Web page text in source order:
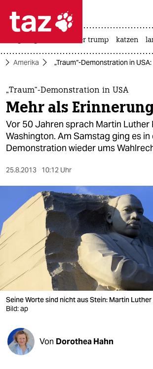
 taz zahl ich
taz zahl ich
themen
politik
öko
sport
berlin
nord
wahrheit
verlag
verlag
veranstaltungen
shop
usa unter trump katzen
Amerika „Traum“-Demonstration in
„Traum“-Demonstration in USA
Mehr als
Vor 50 Jahren sprach Martin Luther
Washington. Am Samstag ging es in
Demonstration wieder ums
25.8.2013 10:12 Uhr
Seine Worte sind nicht aus Stein: Martin Luther
Bild: ap
Von Dorothea Hahn